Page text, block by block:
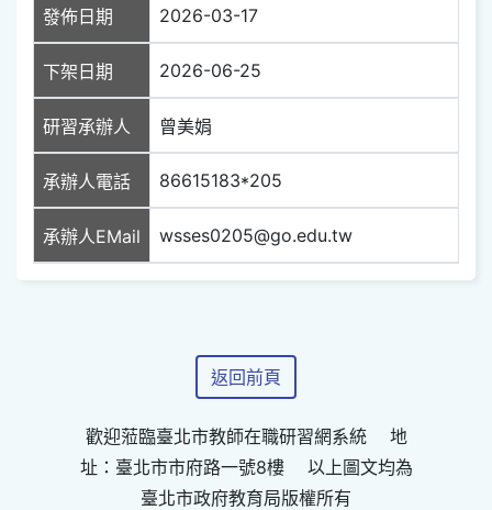
發佈日期 2026-03-17
下架日期 2026-06-25
研習承辦人 曾美娟
承辦人電話 86615183*205
承辦人EMail wsses0205@go.edu.tw
返回前頁
歡迎蒞臨臺北市教師在職研習網系統 地
址：臺北市市府路一號8樓 以上圖文均為
臺北市政府教育局版權所有